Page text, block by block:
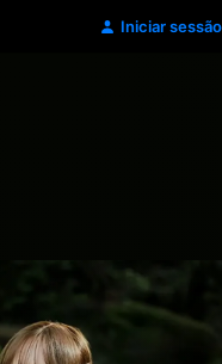
Iniciar sessão